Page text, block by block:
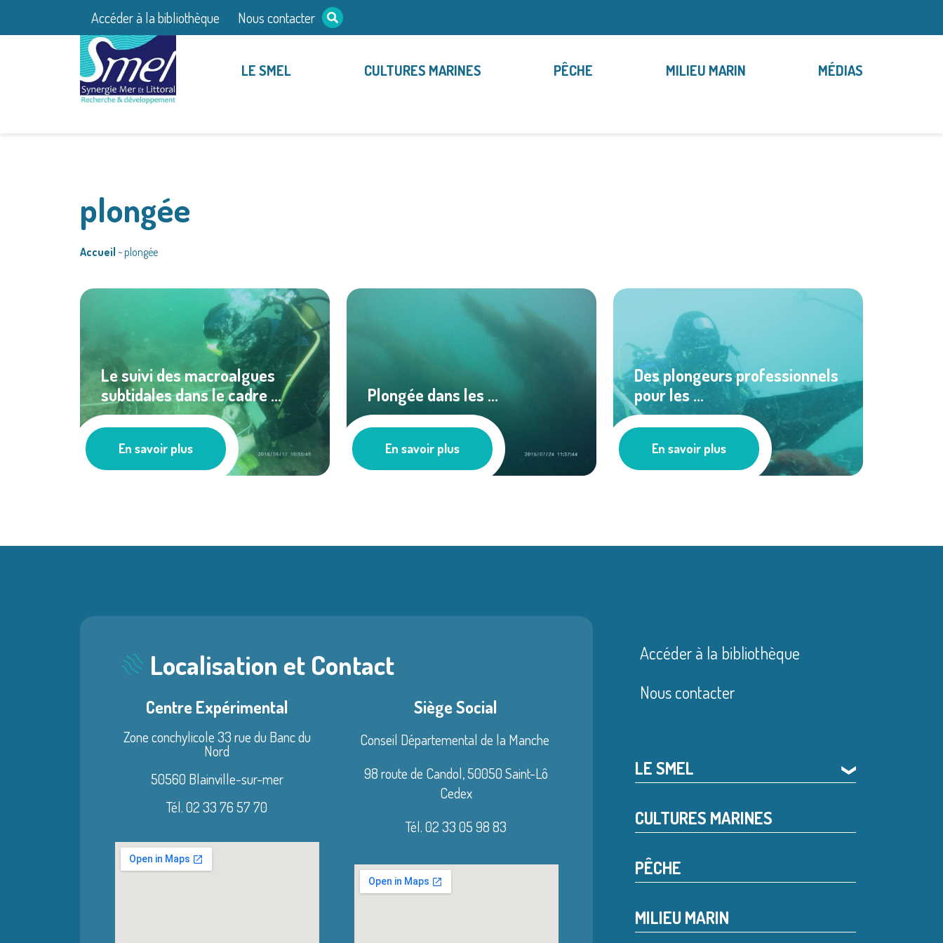
Accéder à la bibliothèque Nous contacter
LE SMEL CULTURES MARINES PÊCHE MILIEU MARIN MÉDIAS
plongée
Accueil ~plongée
Le suivi des macroalgues
subtidales dans le cadre ...
Milieu Marin
En savoir plus
Plongée dans les ...
Les actus
En savoir plus
Des plongeurs professionnels
pour les ...
Le SMEL
En savoir plus
Localisation et Contact
Centre Expérimental
Zone conchylicole 33 rue du Banc du
Nord
50560 Blainville-sur-mer
Tél. 02 33 76 57 70
Siège Social
Conseil Départemental de la Manche
98 route de Candol,50050 Saint-Lô
Cedex
Tél. 02 33 05 98 83
Accéder à la bibliothèque
Nous contacter
LE SMEL ❯
CULTURES MARINES
PÊCHE
MILIEU MARIN